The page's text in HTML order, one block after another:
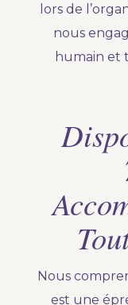
lors de
nous
humain et
Nous
est une